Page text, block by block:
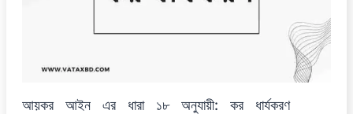
আয়কর আইন এর ধারা ১৮ অনুযায়ী: কর ধার্যকরণ